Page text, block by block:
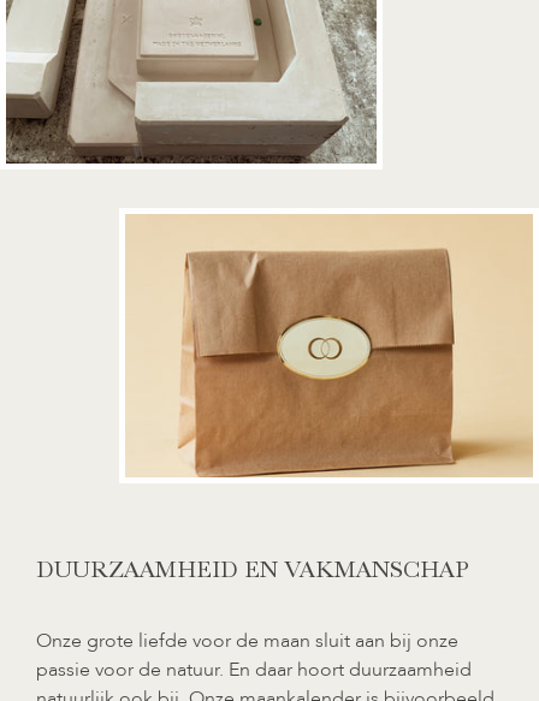
DUURZAAMHEID EN VAKMANSCHAP
Onze grote liefde voor de maan sluit aan bij onze
passie voor de natuur. En daar hoort duurzaamheid